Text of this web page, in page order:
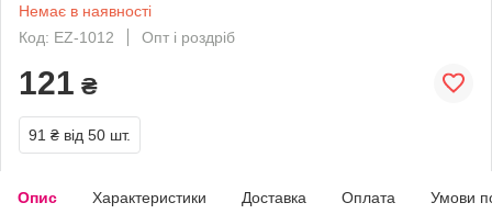
Немає в наявності
Код: EZ-1012
Опт і роздріб
121 ₴
91 ₴ від 50 шт.
Опис Характеристики Доставка Оплата Умови